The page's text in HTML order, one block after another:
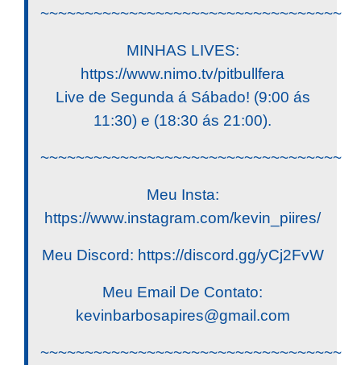
~~~~~~~~~~~~~~~~~~~~~~~~~~~~~~~~~~
MINHAS LIVES:
https://www.nimo.tv/pitbullfera
Live de Segunda á Sábado! (9:00 ás
11:30) e (18:30 ás 21:00).
~~~~~~~~~~~~~~~~~~~~~~~~~~~~~~~~~~
Meu Insta:
https://www.instagram.com/kevin_piires/
Meu Discord: https://discord.gg/yCj2FvW
Meu Email De Contato:
kevinbarbosapires@gmail.com
~~~~~~~~~~~~~~~~~~~~~~~~~~~~~~~~~~